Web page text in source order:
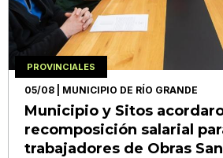
PROVINCIALES
05/08 | MUNICIPIO DE RÍO GRANDE
Municipio y Sitos
recomposición salarial
trabajadores de Obras